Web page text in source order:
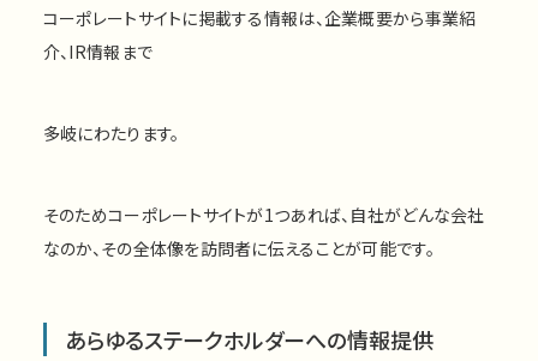
コーポレートサイトに掲載する情報は、企業概要から事業紹
介、IR情報まで
多岐にわたります。
そのためコーポレートサイトが1つあれば、自社がどんな会社
なのか、その全体像を訪問者に伝えることが可能です。
あらゆるステークホルダーへの情報提供